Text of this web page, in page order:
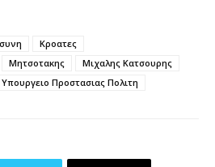
Κροατες
Μητσοτακης
Μιχαλης Κατσουρης
Υπουργειο Προστασιας Πολιτη